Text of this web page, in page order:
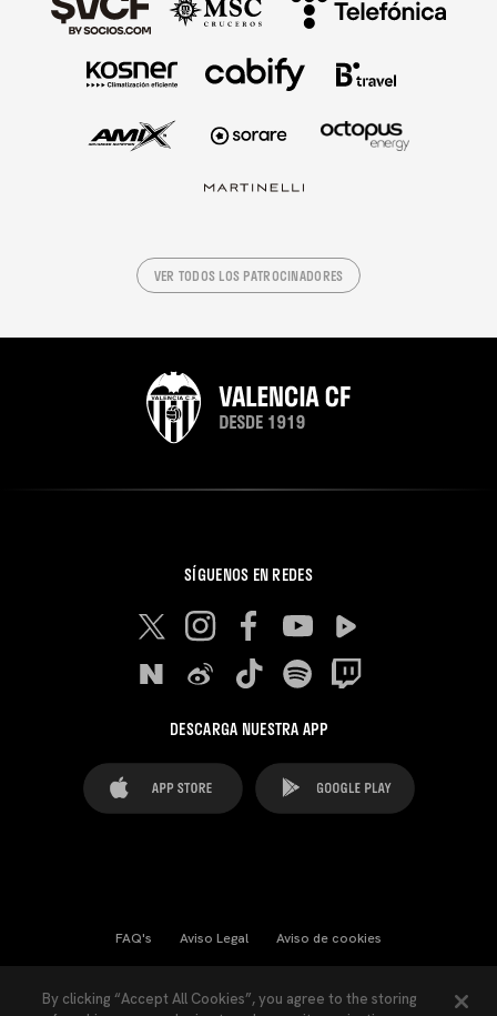
VER TODOS LOS PATROCINADORES
SÍGUENOS EN REDES
DESCARGA NUESTRA APP
FAQ's Aviso Legal Aviso de cookies
By clicking “Accept All Cookies”, you agree to the storing